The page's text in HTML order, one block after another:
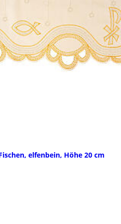
elfenbein, Höhe 20 cm